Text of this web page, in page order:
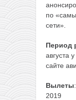
по
сети».
Период
августа
сайте
Вылеты
2019